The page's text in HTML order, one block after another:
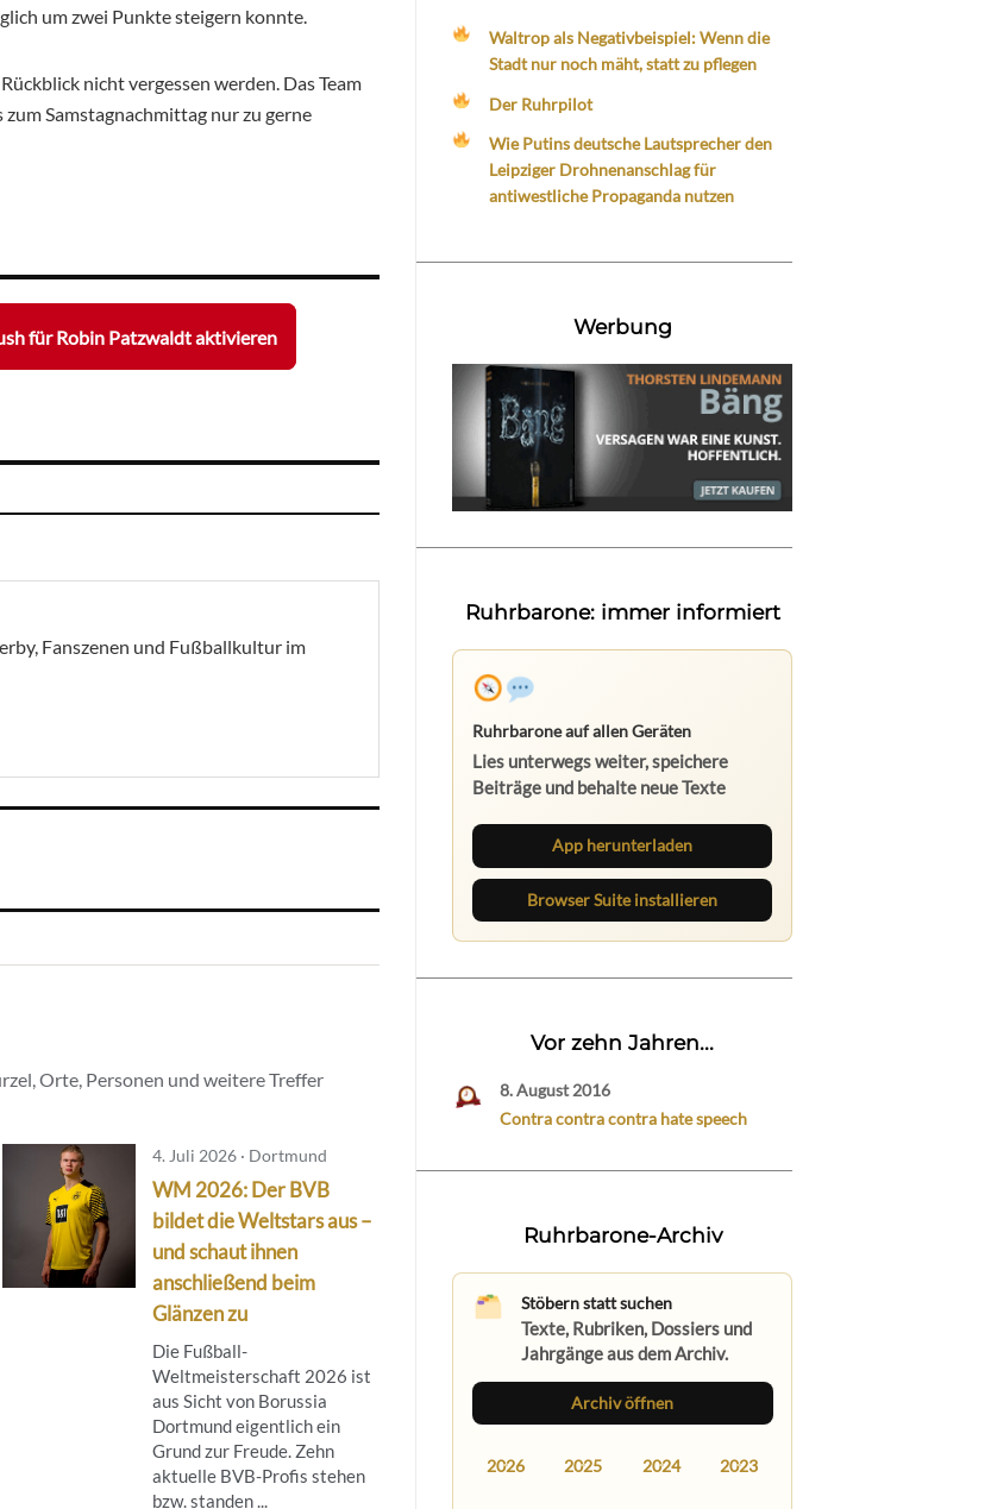
um zwei Punkte steigern konnte.
nicht vergessen werden. Das Team
Samstagnachmittag nur zu gerne
für Robin Patzwaldt aktivieren
Fanszenen und Fußballkultur im
Orte, Personen und weitere Treffer
4. Juli 2026 · Dortmund
WM 2026: Der BVB
bildet die Weltstars aus –
und schaut ihnen
anschließend beim
Glänzen zu
Die Fußball-
Weltmeisterschaft 2026 ist
aus Sicht von Borussia
Dortmund eigentlich ein
Grund zur Freude. Zehn
aktuelle BVB-Profis stehen
bzw. standen ...
Waltrop als Negativbeispiel: Wenn die
Stadt nur noch mäht, statt zu pflegen
Der Ruhrpilot
Wie Putins deutsche Lautsprecher den
Leipziger Drohnenanschlag für
antiwestliche Propaganda nutzen
Werbung
Ruhrbarone: immer informiert
Ruhrbarone auf allen Geräten
Lies unterwegs weiter, speichere
Beiträge und behalte neue Texte
App herunterladen
Browser Suite installieren
Vor zehn Jahren...
8. August 2016
Contra contra contra hate speech
Ruhrbarone-Archiv
Stöbern statt suchen
Texte, Rubriken, Dossiers und
Jahrgänge aus dem Archiv.
Archiv öffnen
2026 2025 2024 2023